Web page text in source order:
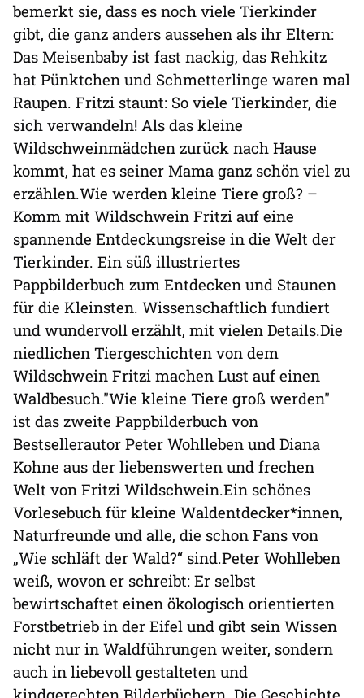
bemerkt sie, dass es noch viele Tierkinder
gibt, die ganz anders aussehen als ihr Eltern:
Das Meisenbaby ist fast nackig, das Rehkitz
hat Pünktchen und Schmetterlinge waren mal
Raupen. Fritzi staunt: So viele Tierkinder, die
sich verwandeln! Als das kleine
Wildschweinmädchen zurück nach Hause
kommt, hat es seiner Mama ganz schön viel zu
erzählen.Wie werden kleine Tiere groß? –
Komm mit Wildschwein Fritzi auf eine
spannende Entdeckungsreise in die Welt der
Tierkinder. Ein süß illustriertes
Pappbilderbuch zum Entdecken und Staunen
für die Kleinsten. Wissenschaftlich fundiert
und wundervoll erzählt, mit vielen Details.Die
niedlichen Tiergeschichten von dem
Wildschwein Fritzi machen Lust auf einen
Waldbesuch."Wie kleine Tiere groß werden"
ist das zweite Pappbilderbuch von
Bestsellerautor Peter Wohlleben und Diana
Kohne aus der liebenswerten und frechen
Welt von Fritzi Wildschwein.Ein schönes
Vorlesebuch für kleine Waldentdecker*innen,
Naturfreunde und alle, die schon Fans von
„Wie schläft der Wald?“ sind.Peter Wohlleben
weiß, wovon er schreibt: Er selbst
bewirtschaftet einen ökologisch orientierten
Forstbetrieb in der Eifel und gibt sein Wissen
nicht nur in Waldführungen weiter, sondern
auch in liebevoll gestalteten und